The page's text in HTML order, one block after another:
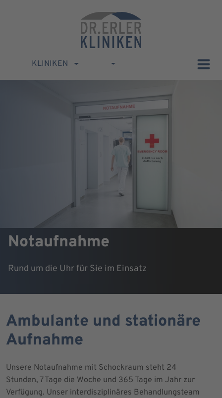
KLINIKEN
Notaufnahme
Rund um die Uhr für Sie im Einsatz
Ambulante und stationäre
Aufnahme
Unsere Notaufnahme mit Schockraum steht 24
Stunden, 7 Tage die Woche und 365 Tage im Jahr zur
Verfügung. Unser interdisziplinäres Behandlungsteam